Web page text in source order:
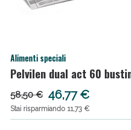
Alimenti speciali
Pelvilen dual act 60
58,50 € 46,77 €
Stai risparmiando 11,73 €
Salini e Multivitaminici: oggi